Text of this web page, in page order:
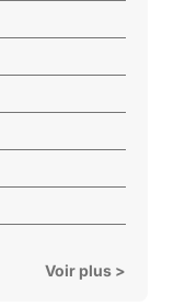
Voir plus >